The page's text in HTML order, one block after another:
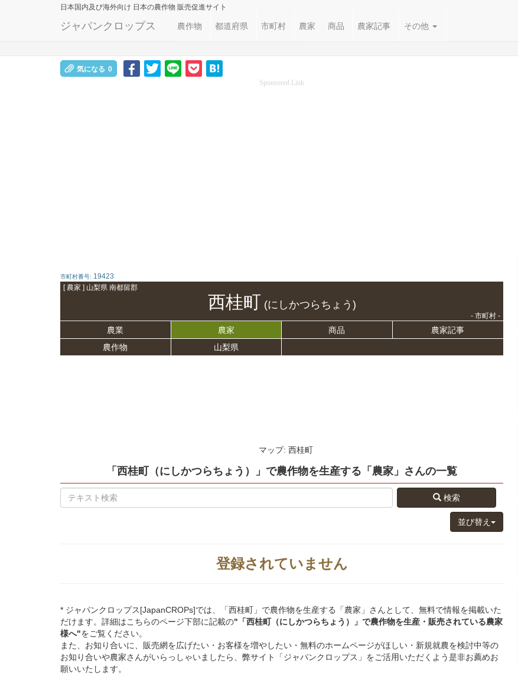
日本国内及び海外向け 日本の農作物 販売促進サイト
ジャパンクロップス 農作物 都道府県 市町村 農家 商品 農家記事 その他
気になる 0
Sponsored Link
市町村番号: 19423
[ 農家 ] 山梨県 南都留郡
西桂町 (にしかつらちょう)
- 市町村 -
農業 農家 商品
農家記事
農作物
山梨県
マップ: 西桂町
「西桂町（にしかつらちょう）」 で農作物を生産する 「農家」さんの一覧
検索
並び替え
登録されていません
* ジャパンクロップス[JapanCROPs]では、「西桂町」で農作物を生産する「農家」さんとして、無料で情報を掲載いた
だけます。詳細はこちらのページ下部に記載の"「西桂町（にしかつらちょう）」 で農作物を生産・販売されている農家
様へ"をご覧ください。
また、お知り合いに、販売網を広げたい・お客様を増やしたい・無料のホームページがほしい・新規就農を検討中等の
お知り合いや農家さんがいらっしゃいましたら、弊サイト「ジャパンクロップス」をご活用いただくよう是非お薦めお
願いいたします。